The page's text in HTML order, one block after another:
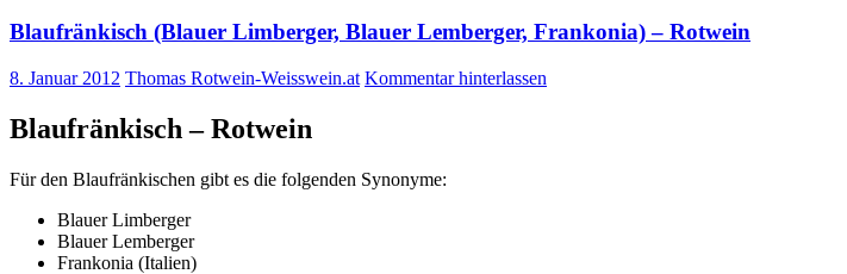
Blaufränkisch (Blauer Limberger, Blauer Lemberger, Frankonia) – Rotwein
8. Januar 2012 Thomas Rotwein-Weisswein.at Kommentar hinterlassen
Blaufränkisch – Rotwein
Für den Blaufränkischen gibt es die folgenden Synonyme:
Blauer Limberger
Blauer Lemberger
Frankonia (Italien)